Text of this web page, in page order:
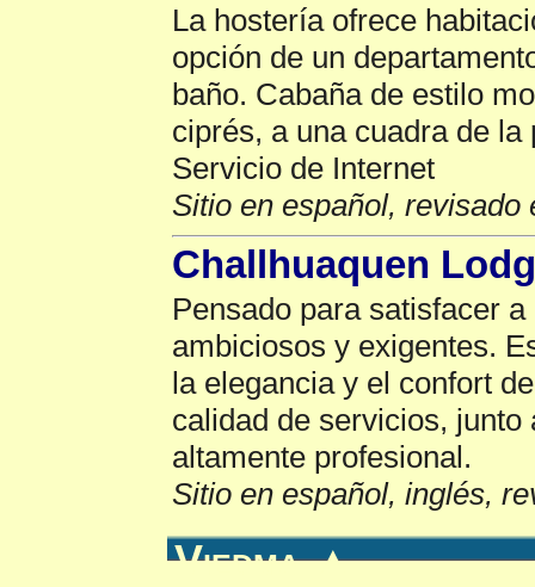
La hostería ofrece
opción de un
baño. Cabaña de estilo
ciprés, a una cuadra de
Servicio de Internet
Sitio en español, revisado
Challhuaquen
Pensado para satisfacer
ambiciosos y exigentes.
la elegancia y el confort
calidad de servicios, junto
altamente profesional.
Sitio en español, inglés,
Viedma▲